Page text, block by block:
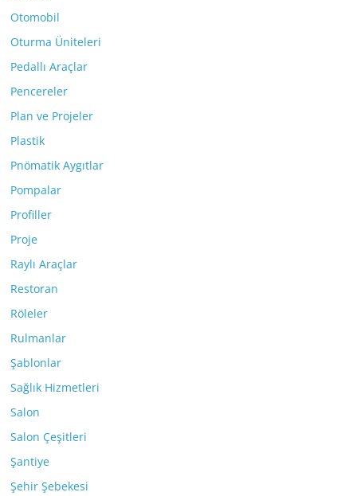
Otomobil
Oturma Üniteleri
Pedallı Araçlar
Pencereler
Plan ve Projeler
Plastik
Pnömatik Aygıtlar
Pompalar
Profiller
Proje
Raylı Araçlar
Restoran
Röleler
Rulmanlar
Şablonlar
Sağlık Hizmetleri
Salon
Salon Çeşitleri
Şantiye
Şehir Şebekesi